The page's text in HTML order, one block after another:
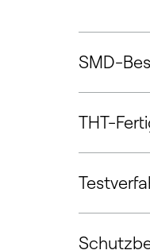
SMD-
THT-